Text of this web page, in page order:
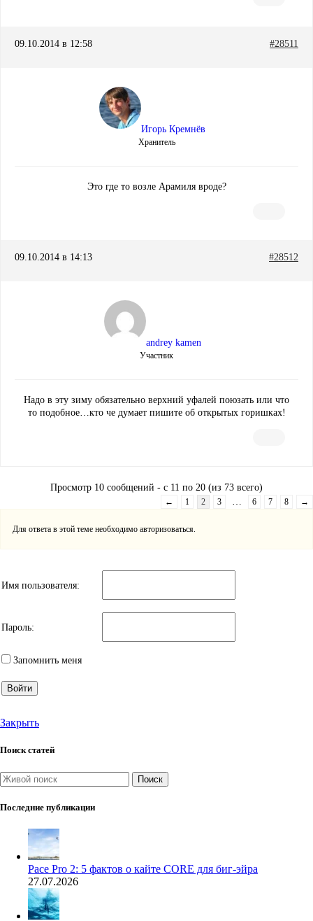
09.10.2014 в 12:58 #28511
Игорь Кремнёв
Хранитель
Это где то возле Арамиля вроде?
09.10.2014 в 14:13 #28512
andrey kamen
Участник
Надо в эту зиму обязательно верхний уфалей поюзать или что
то подобное…кто че думает пишите об открытых горишках!
Просмотр 10 сообщений - с 11 по 20 (из 73 всего)
← 1 2 3 … 6 7 8 →
Для ответа в этой теме необходимо авторизоваться.
Имя пользователя:
Пароль:
Запомнить меня
Войти
Закрыть
Поиск статей
Поиск
Последние публикации
Pace Pro 2: 5 фактов о кайте CORE для биг-эйра
27.07.2026